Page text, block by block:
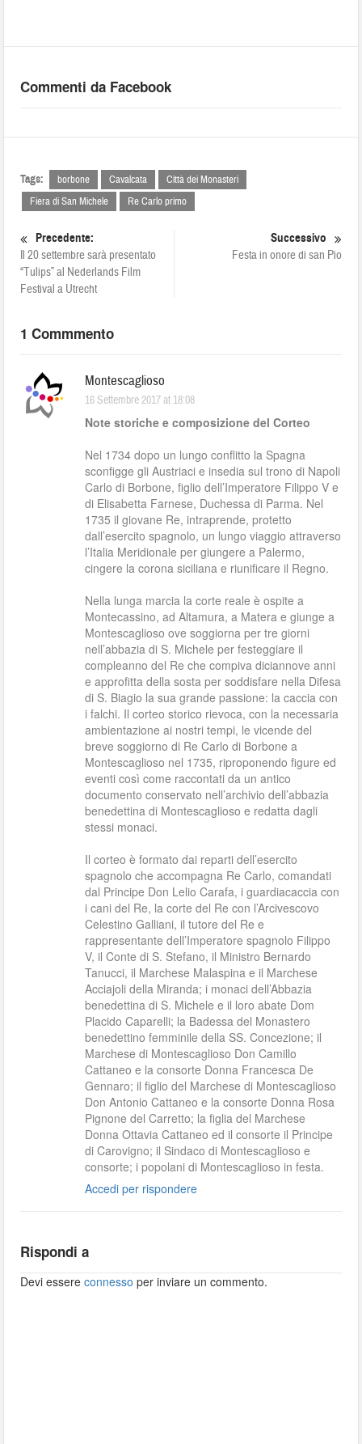
Commenti da Facebook
Tags: borbone Cavalcata
Città dei Monasteri
Fiera di San Michele
Re Carlo primo
Precedente:
Il 20 settembre sarà presentato
“Tulips” al Nederlands Film
Festival a Utrecht
Successivo
Festa in onore di san Pio
1 Commmento
Montescaglioso
16 Settembre 2017 at 18:08
Note storiche e composizione del Corteo
Nel 1734 dopo un lungo conflitto la Spagna
sconfigge gli Austriaci e insedia sul trono di Napoli
Carlo di Borbone, figlio dell’Imperatore Filippo V e
di Elisabetta Farnese, Duchessa di Parma. Nel
1735 il giovane Re, intraprende, protetto
dall’esercito spagnolo, un lungo viaggio attraverso
l’Italia Meridionale per giungere a Palermo,
cingere la corona siciliana e riunificare il Regno.
Nella lunga marcia la corte reale è ospite a
Montecassino, ad Altamura, a Matera e giunge a
Montescaglioso ove soggiorna per tre giorni
nell’abbazia di S. Michele per festeggiare il
compleanno del Re che compiva diciannove anni
e approfitta della sosta per soddisfare nella Difesa
di S. Biagio la sua grande passione: la caccia con
i falchi. Il corteo storico rievoca, con la necessaria
ambientazione ai nostri tempi, le vicende del
breve soggiorno di Re Carlo di Borbone a
Montescaglioso nel 1735, riproponendo figure ed
eventi così come raccontati da un antico
documento conservato nell’archivio dell’abbazia
benedettina di Montescaglioso e redatta dagli
stessi monaci.
Il corteo è formato dai reparti dell’esercito
spagnolo che accompagna Re Carlo, comandati
dal Principe Don Lelio Carafa, i guardiacaccia con
i cani del Re, la corte del Re con l’Arcivescovo
Celestino Galliani, il tutore del Re e
rappresentante dell’Imperatore spagnolo Filippo
V, il Conte di S. Stefano, il Ministro Bernardo
Tanucci, il Marchese Malaspina e il Marchese
Acciajoli della Miranda; i monaci dell’Abbazia
benedettina di S. Michele e il loro abate Dom
Placido Caparelli; la Badessa del Monastero
benedettino femminile della SS. Concezione; il
Marchese di Montescaglioso Don Camillo
Cattaneo e la consorte Donna Francesca De
Gennaro; il figlio del Marchese di Montescaglioso
Don Antonio Cattaneo e la consorte Donna Rosa
Pignone del Carretto; la figlia del Marchese
Donna Ottavia Cattaneo ed il consorte il Principe
di Carovigno; il Sindaco di Montescaglioso e
consorte; i popolani di Montescaglioso in festa.
Accedi per rispondere
Rispondi a
Devi essereconnesso per inviare un commento.